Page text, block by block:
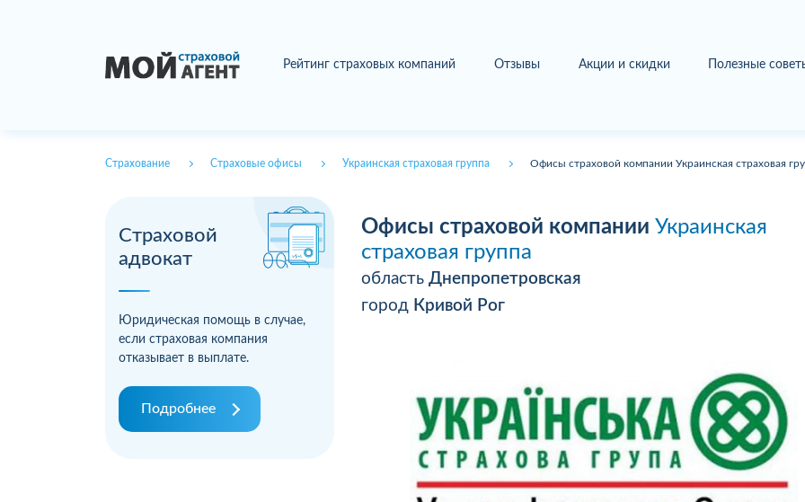
Рейтинг страховых компаний Отзывы Акции и скидки Полезные
Страхование Страховые офисы Украинская страховая группа Офисы страховой компании Украинская страховая
Страховой
адвокат
Юридическая помощь в случае,
если страховая компания
отказывает в выплате.
Подробнее
Офисы страховой компании Украинская
страховая группа
область Днепропетровская
город Кривой Рог